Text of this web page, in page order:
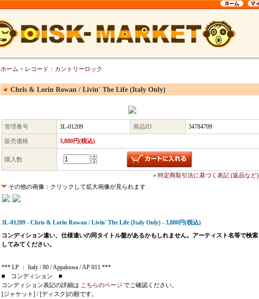
ホーム > レコード：カントリーロック
Chris & Lorin Rowan / Livin' The Life (Italy Only)
管理番号 3L-01209 商品ID 34784709
販売価格 3,880円(税込)
購入数
» 特定商取引法に基づく表記 (返品など)
その他の画像：クリックして拡大画像が見られます
3L-01209 - Chris & Lorin Rowan / Livin' The Life (Italy Only) - 3,880円(税込)
コンディション違い、仕様違いの同タイトル盤があるかもしれません。アーティスト名等で検索
してみてください。
*** LP ： Italy / 80 / Appaloosa / AP 011 ***
■ コンディション ■
コンディション表記の詳細は こちらのページ でご確認ください。
[ジャケット] / [ディスク]の順です。